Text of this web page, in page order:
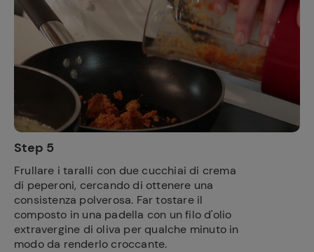
Step 5
Frullare i taralli con due cucchiai di crema
di peperoni, cercando di ottenere una
consistenza polverosa. Far tostare il
composto in una padella con un filo d'olio
extravergine di oliva per qualche minuto in
modo da renderlo croccante.
Ricette
preferite